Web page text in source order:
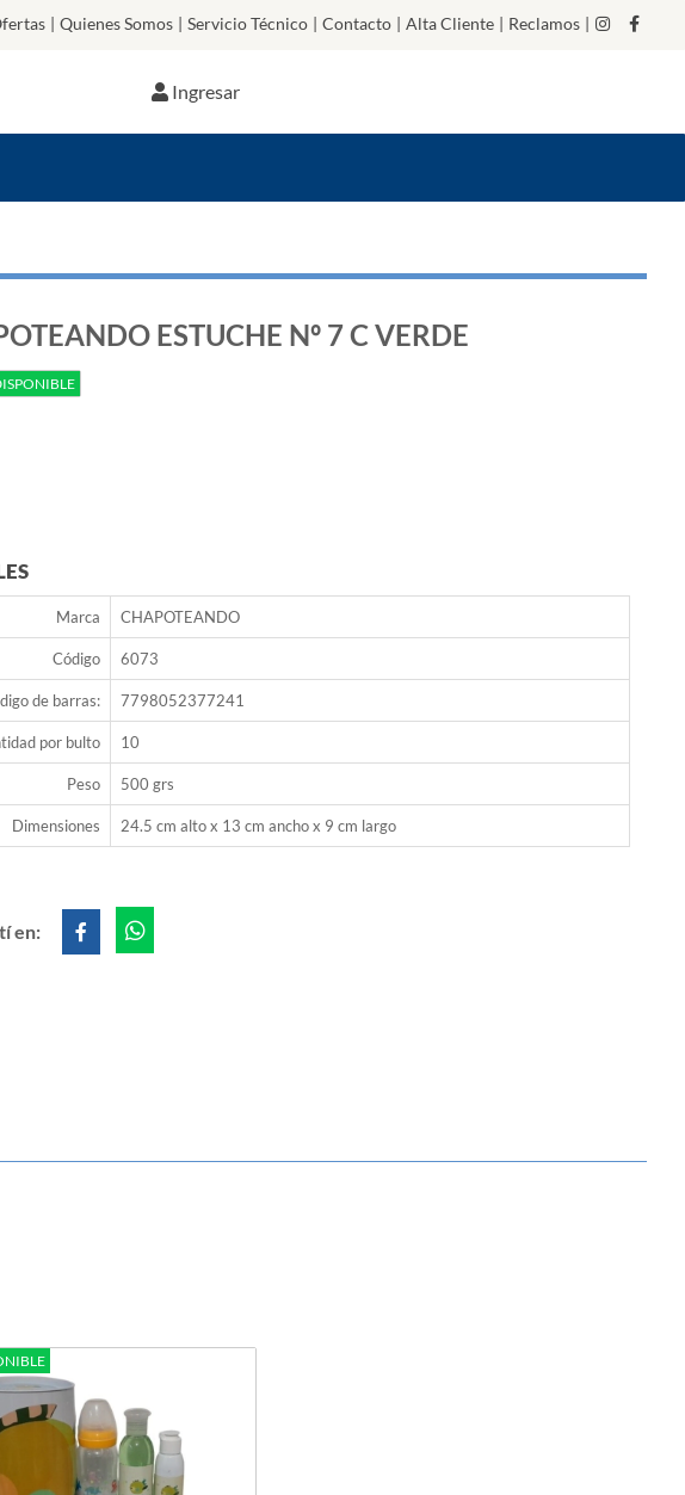
| Quienes Somos | Servicio Técnico | Contacto | Alta Cliente | Reclamos |
Ingresar
ESTUCHE Nº 7 C VERDE
Marca CHAPOTEANDO
Código 6073
de barras: 7798052377241
por bulto 10
Peso 500 grs
Dimensiones 24.5 cm alto x 13 cm ancho x 9 cm largo
en: